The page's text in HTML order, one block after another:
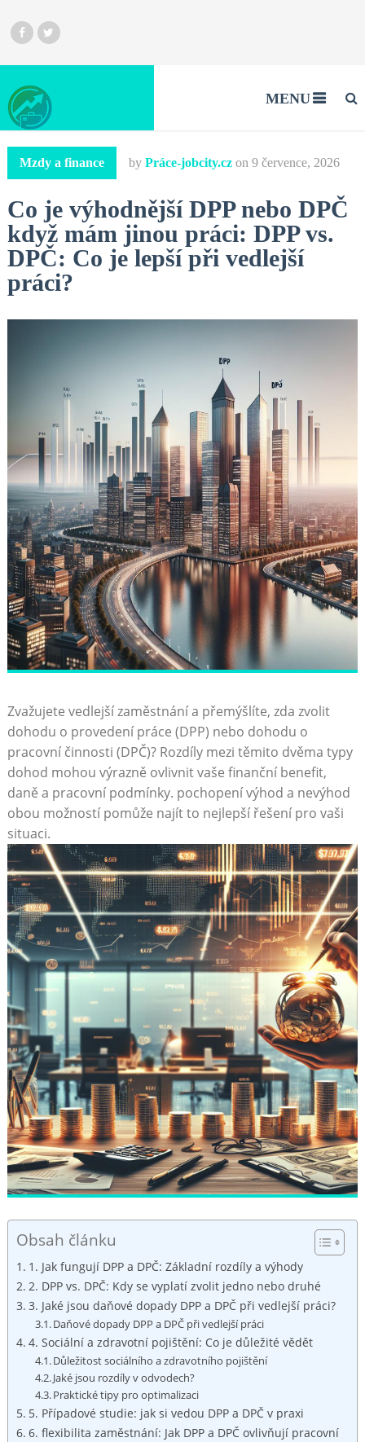
MENU
Mzdy a finance by Práce-jobcity.cz on 9 července, 2026
Co je výhodnější DPP nebo DPČ
když mám jinou práci: DPP vs.
DPČ: Co je lepší při vedlejší
práci?
Zvažujete vedlejší zaměstnání a přemýšlíte, zda zvolit
dohodu o provedení práce (DPP) nebo dohodu o
pracovní činnosti (DPČ)? Rozdíly mezi těmito dvěma typy
dohod mohou výrazně ovlivnit vaše finanční benefit,
daně a pracovní podmínky. pochopení výhod a nevýhod
obou možností pomůže najít to nejlepší řešení pro vaši
situaci.
Obsah článku
1. Jak fungují DPP a DPČ: Základní rozdíly a výhody
2. DPP vs. DPČ: Kdy se vyplatí zvolit jedno nebo druhé
3. Jaké jsou daňové dopady DPP a DPČ při vedlejší práci?
Daňové dopady DPP a DPČ při vedlejší práci
4. Sociální a zdravotní pojištění: Co je důležité vědět
Důležitost sociálního a zdravotního pojištění
Jaké jsou rozdíly v odvodech?
Praktické tipy pro optimalizaci
5. Případové studie: jak si vedou DPP a DPČ v praxi
6. flexibilita zaměstnání: Jak DPP a DPČ ovlivňují pracovní